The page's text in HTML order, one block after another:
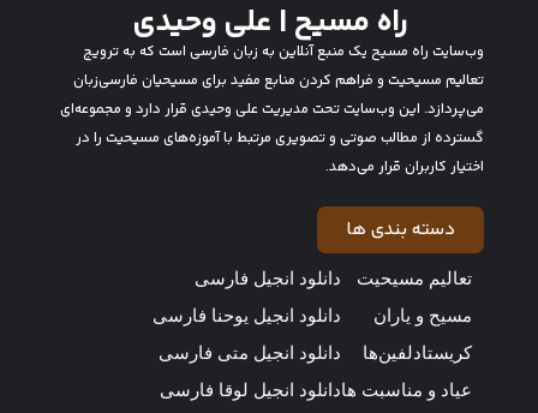
راه مسیح | علی وحیدی
وب‌سایت راه مسیح یک منبع آنلاین به زبان فارسی است که به ترویج
تعالیم مسیحیت و فراهم کردن منابع مفید برای مسیحیان فارسی‌زبان
می‌پردازد. این وب‌سایت تحت مدیریت علی وحیدی قرار دارد و مجموعه‌ای
گسترده از مطالب صوتی و تصویری مرتبط با آموزه‌های مسیحیت را در
اختیار کاربران قرار می‌دهد.
دسته بندی ها
تعالیم مسیحیت
مسیح و یاران
کریستادلفین‌ها
عیاد و مناسبت ها
دانلود انجیل فارسی
دانلود انجیل یوحنا فارسی
دانلود انجیل متی فارسی
دانلود انجیل لوقا فارسی